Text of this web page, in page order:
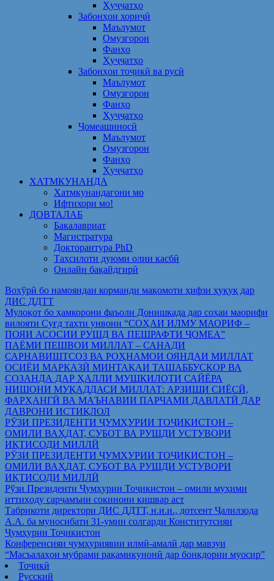
Ҳуҷҷатҳо
Забонҳои хориҷӣ
Маълумот
Омузгорон
Фанҳо
Ҳуҷҷатҳо
Забонҳои тоҷикӣ ва русӣ
Маълумот
Омузгорон
Фанҳо
Ҳуҷҷатҳо
Ҷомеашиносӣ
Маълумот
Омузгорон
Фанҳо
Ҳуҷҷатҳо
ХАТМКУНАНДА
Хатмкунандагони мо
Ифтихори мо!
ДОВТАЛАБ
Бакалавриат
Магистратура
Докторантура PhD
Таҳсилоти дуюми олии касбӣ
Онлайн бақайдгирӣ
Вохўрӣ бо намояндаи корманди мақомоти ҳифзи ҳуқуқ дар
ДИС ДДТТ
Мулоқот бо ҳамкорони фаъоли Донишкада дар соҳаи маорифи
вилояти Суғд таҳти унвони “СОҲАИ ИЛМУ МАОРИФ –
ПОЯИ АСОСИИ РУШД ВА ПЕШРАФТИ ҶОМЕА”
ПАЁМИ ПЕШВОИ МИЛЛАТ – САНАДИ
САРНАВИШТСОЗ ВА РОҲНАМОИ ОЯНДАИ МИЛЛАТ
ОСИЁИ МАРКАЗӢ МИНТАҚАИ ТАШАББУСКОР ВА
СОЗАНДА ДАР ҲАЛЛИ МУШКИЛОТИ САЙЁРА
НИШОНИ МУҚАДДАСИ МИЛЛАТ: АРЗИШИ СИЁСӢ,
ФАРҲАНГӢ ВА МАЪНАВИИ ПАРЧАМИ ДАВЛАТӢ ДАР
ДАВРОНИ ИСТИҚЛОЛ
РӮЗИ ПРЕЗИДЕНТИ ҶУМҲУРИИ ТОҶИКИСТОН –
ОМИЛИ ВАҲДАТ, СУБОТ ВА РУШДИ УСТУВОРИ
ИҚТИСОДИ МИЛЛӢ
РӮЗИ ПРЕЗИДЕНТИ ҶУМҲУРИИ ТОҶИКИСТОН –
ОМИЛИ ВАҲДАТ, СУБОТ ВА РУШДИ УСТУВОРИ
ИҚТИСОДИ МИЛЛӢ
Рўзи Президенти Ҷумҳурии Тоҷикистон – омили муҳими
иттиҳоду сарҷамъии сокинони кишвар аст
Табрикоти директори ДИС ДДТТ, н.и.и., дотсент Ҷалилзода
А.А. ба муносибати 31-умин солгарди Конститутсияи
Ҷумҳурии Тоҷикистон
Конференсияи ҷумҳуриявии илмӣ-амалӣ дар мавзуи
“Масъалаҳои мубрами рақамикунонӣ дар бонкдории муосир”
Тоҷикӣ
Русский